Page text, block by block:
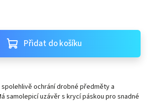
Přidat do košíku
spolehlivě ochrání drobné předměty a
samolepicí uzávěr s krycí páskou pro snadné